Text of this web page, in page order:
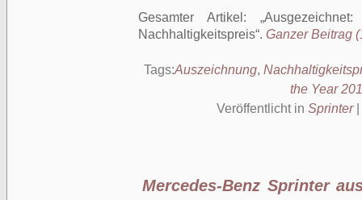
Gesamter Artikel:
Nachhaltigkeitspreis . Ganzer Beitrag
Tags:Auszeichnung,
the Year
Veröffentlicht in Sprinter|
Mercedes-Benz Sprinter